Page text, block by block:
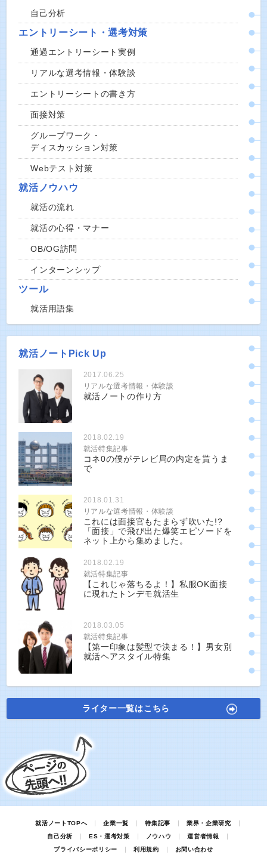
自己分析
エントリーシート・選考対策
通過エントリーシート実例
リアルな選考情報・体験談
エントリーシートの書き方
面接対策
グループワーク・
ディスカッション対策
Webテスト対策
就活ノウハウ
就活の流れ
就活の心得・マナー
OB/OG訪問
インターンシップ
ツール
就活用語集
就活ノートPick Up
2017.06.25
リアルな選考情報・体験談
就活ノートの作り方
2018.02.19
就活特集記事
コネ0の僕がテレビ局の内定を貰うま
で
2018.01.31
リアルな選考情報・体験談
これには面接官もたまらず吹いた!?
「面接」で飛び出た爆笑エピソードを
ネット上から集めました。
2018.02.19
就活特集記事
【これじゃ落ちるよ！】私服OK面接
に現れたトンデモ就活生
2018.03.05
就活特集記事
【第一印象は髪型で決まる！】男女別
就活ヘアスタイル特集
ライター一覧はこちら
就活ノートTOPへ 企業一覧 特集記事
業界・企業研究
自己分析
ES・選考対策 ノウハウ
運営者情報
プライバシーポリシー
利用規約 お問い合わせ